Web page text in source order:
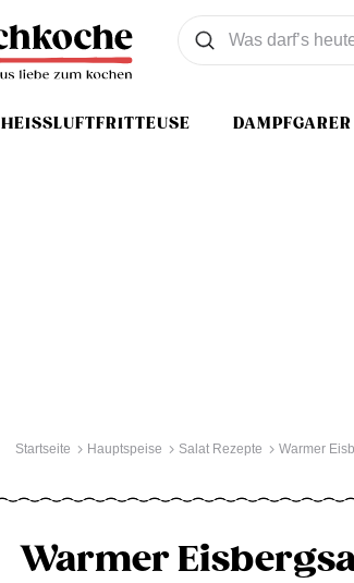
HEISSLUFTFRITTEUSE DAMPFGARER
Was wollen Sie suchen
Suchen
Startseite Hauptspeise Salat Rezepte Warmer
Warmer